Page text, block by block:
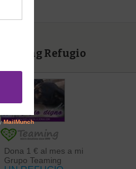
Teaming Refugio